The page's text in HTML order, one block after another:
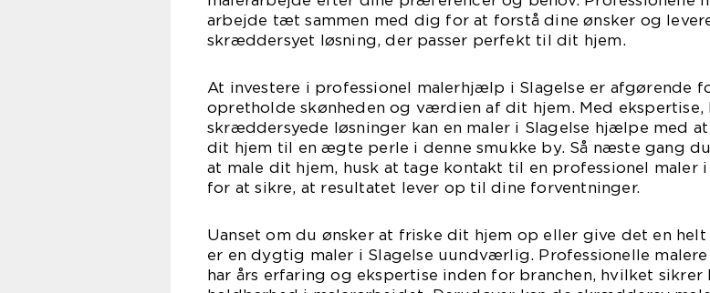
arbejde tæt sammen med dig for at forstå dine ønsker og
skræddersyet løsning, der passer perfekt til dit hjem.
At investere i professionel malerhjælp i Slagelse er afgørende
opretholde skønheden og værdien af dit hjem. Med ekspertise,
skræddersyede løsninger kan en maler i Slagelse hjælpe med
dit hjem til en ægte perle i denne smukke by. Så næste gang
at male dit hjem, husk at tage kontakt til en professionel maler i
for at sikre, at resultatet lever op til dine forventninger.
Uanset om du ønsker at friske dit hjem op eller give det en helt
er en dygtig maler i Slagelse uundværlig. Professionelle malere
har års erfaring og ekspertise inden for branchen, hvilket sikrer